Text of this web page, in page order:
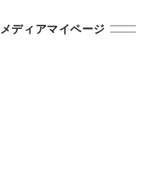
メディアマイページ